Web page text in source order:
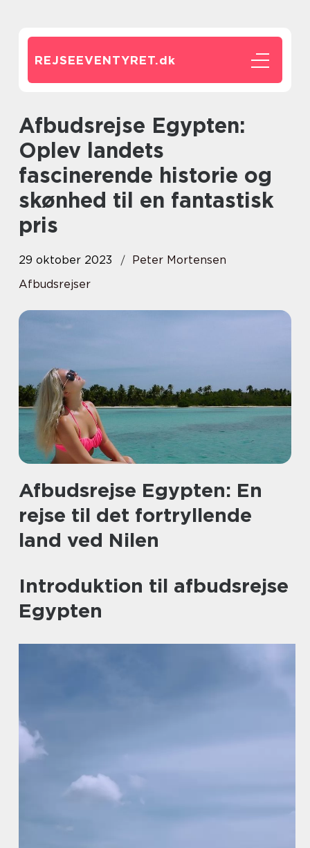
REJSEEVENTYRET.dk
Afbudsrejse Egypten:
Oplev landets
fascinerende historie og
skønhed til en fantastisk
pris
29 oktober 2023
Peter Mortensen
Afbudsrejser
Afbudsrejse Egypten: En
rejse til det fortryllende
land ved Nilen
Introduktion til afbudsrejse
Egypten